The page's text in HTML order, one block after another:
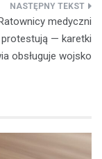
medyczni
protestują — karetki
obsługuje wojsko